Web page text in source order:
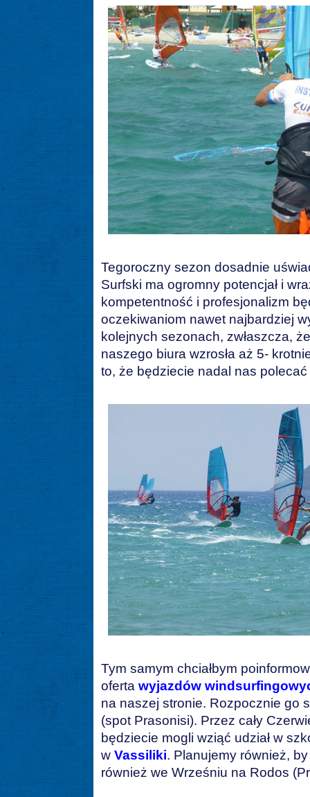
Tegoroczny sezon dosadnie
Surfski ma ogromny potencjał i
kompetentność i profesjonalizm
oczekiwaniom nawet najbardziej
kolejnych sezonach, zwłaszcza,
naszego biura wzrosła aż 5-
to, że będziecie nadal nas
Tym samym chciałbym
oferta wyjazdów
na naszej stronie. Rozpocznie go
(spot Prasonisi). Przez cały
będziecie mogli wziąć udział w
w Vassiliki. Planujemy również,
również we Wrześniu na Rodos